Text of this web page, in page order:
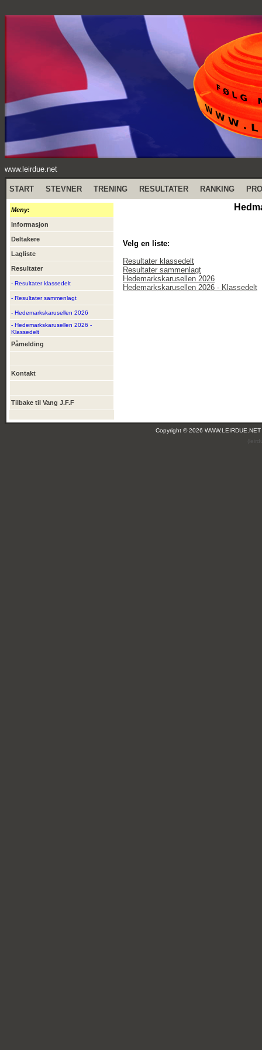
www.leirdue.net
START STEVNER TRENING RESULTATER RANKING
Meny:
Informasjon
Deltakere
Lagliste
Resultater
- Resultater klassedelt
- Resultater sammenlagt
- Hedemarkskarusellen 2026
- Hedemarkskarusellen 2026 -
Klassedelt
Påmelding
Kontakt
Tilbake til Vang J.F.F
Velg en liste:
Resultater klassedelt
Resultater sammenlagt
Hedemarkskarusellen 2026
Hedemarkskarusellen 2026 - Klassedelt
Copyright © 2026